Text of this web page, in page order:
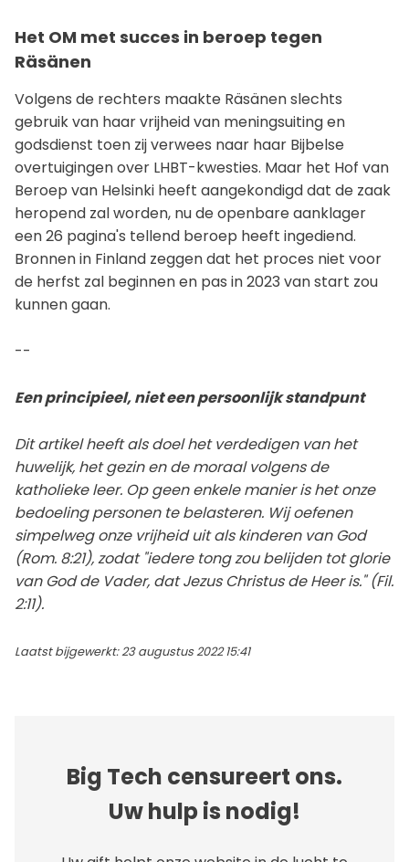
Het OM met succes in beroep tegen
Räsänen
Volgens de rechters maakte Räsänen slechts
gebruik van haar vrijheid van meningsuiting en
godsdienst toen zij verwees naar haar Bijbelse
overtuigingen over LHBT-kwesties. Maar het Hof van
Beroep van Helsinki heeft aangekondigd dat de zaak
heropend zal worden, nu de openbare aanklager
een 26 pagina's tellend beroep heeft ingediend.
Bronnen in Finland zeggen dat het proces niet voor
de herfst zal beginnen en pas in 2023 van start zou
kunnen gaan.
--
Een principieel, niet een persoonlijk standpunt
Dit artikel heeft als doel het verdedigen van het
huwelijk, het gezin en de moraal volgens de
katholieke leer. Op geen enkele manier is het onze
bedoeling personen te belasteren. Wij oefenen
simpelweg onze vrijheid uit als kinderen van God
(Rom. 8:21), zodat "iedere tong zou belijden tot glorie
van God de Vader, dat Jezus Christus de Heer is." (Fil.
2:11).
Laatst bijgewerkt: 23 augustus 2022 15:41
Big Tech censureert ons.
Uw hulp is nodig!